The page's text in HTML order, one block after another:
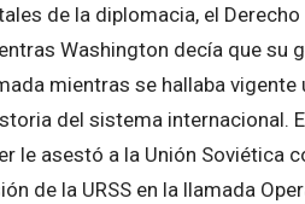
de la diplomacia, el
Washington decía que su
mientras se hallaba
del sistema internacional.
le asestó a la Unión Soviética
de la URSS en la llamada